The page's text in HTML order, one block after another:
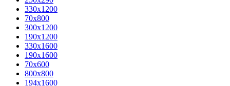
330x1200
70x800
300x1200
190x1200
330x1600
190x1600
70x600
800x800
194x1600